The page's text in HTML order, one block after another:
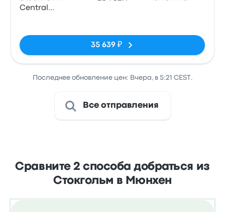
Central
35 639 ₽
Последнее обновление цен: Вчера, в 5:21 CEST.
Все отправления
Сравните 2 способа добраться из
Стокгольм в Мюнхен